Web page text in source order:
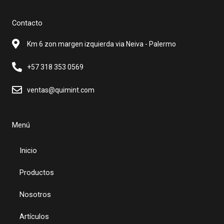
b
o
k
a
r
a
Contacto
Km 6 zon margen izquierda via Neiva - Palermo
+57 318 353 0569
ventas@quimint.com
Menú
Inicio
Productos
Nosotros
Artículos